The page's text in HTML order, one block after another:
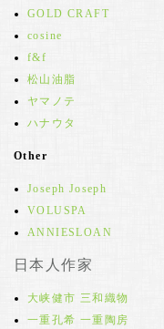
GOLD CRAFT
cosine
f&f
松山油脂
ヤマノテ
ハナウタ
Other
Joseph Joseph
VOLUSPA
ANNIESLOAN
日本人作家
大峡健市 三和織物
一重孔希 一重陶房